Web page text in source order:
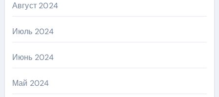
Август 2024
Июль 2024
Июнь 2024
Май 2024